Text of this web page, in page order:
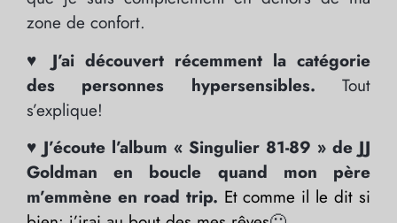
zone de confort.
♥ J’ai découvert récemment la catégorie
des personnes hypersensibles. Tout
s’explique!
♥ J’écoute l’album « Singulier 81-89 » de JJ
Goldman en boucle quand mon père
m’emmène en road trip. Et comme il le dit si